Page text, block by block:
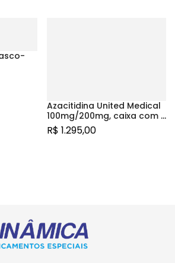
Azacitidina United Medical
100mg/200mg, caixa com 1
frasco-ampola com pó
para suspensão
R$ 1.295,00